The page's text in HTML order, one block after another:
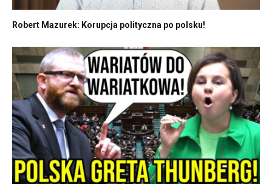
Robert Mazurek: Korupcja polityczna po polsku!